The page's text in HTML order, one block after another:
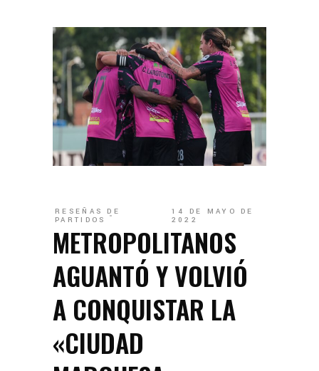
RESEÑAS DE
PARTIDOS
14 DE MAYO DE
2022
METROPOLITANOS
AGUANTÓ Y VOLVIÓ
A CONQUISTAR LA
«CIUDAD